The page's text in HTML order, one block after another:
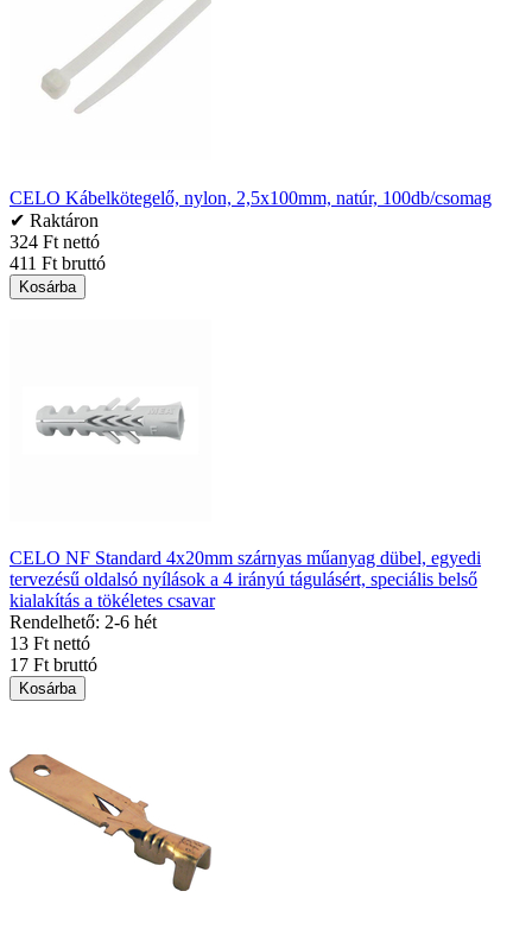
CELO Kábelkötegelő, nylon, 2,5x100mm, natúr, 100db/csomag
✔ Raktáron
324 Ft nettó
411 Ft bruttó
Kosárba
CELO NF Standard 4x20mm szárnyas műanyag dübel, egyedi
tervezésű oldalsó nyílások a 4 irányú tágulásért, speciális belső
kialakítás a tökéletes csavar
Rendelhető: 2-6 hét
13 Ft nettó
17 Ft bruttó
Kosárba